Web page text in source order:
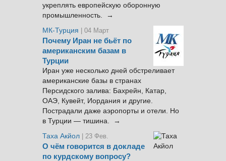
укреплять европейскую оборонную
промышленность. →
МК-Турция
| 04 Март
Почему Иран не бьёт по
американским базам в
Турции
Иран уже несколько дней обстреливает
американские базы в странах
Персидского залива: Бахрейн, Катар,
ОАЭ, Кувейт, Иордания и другие.
Пострадали даже аэропорты и отели. Но
в Турции — тишина. →
Таха Акйол | 23 Фев.
О чём говорится в докладе
по курдскому вопросу?